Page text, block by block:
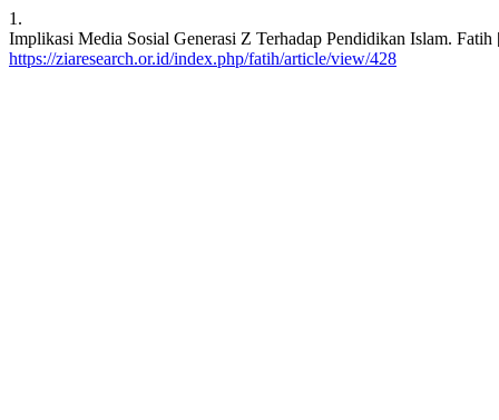
1.
Implikasi Media Sosial Generasi Z Terhadap Pendidikan Islam.
https://ziaresearch.or.id/index.php/fatih/article/view/428